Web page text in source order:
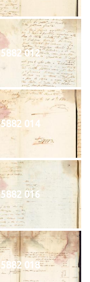
5882 012
5882 014
5882 016
5882 018